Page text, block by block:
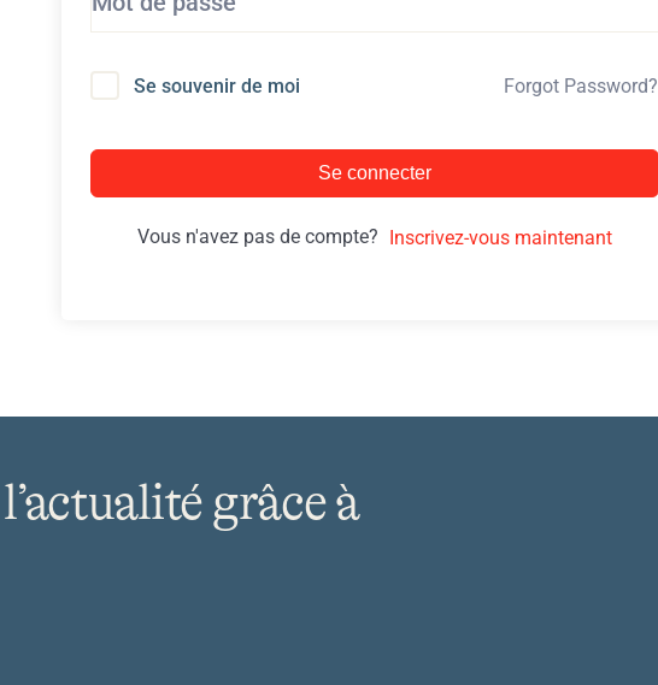
Se souvenir de moi Forgot Password?
Se connecter
Vous n'avez pas de compte? Inscrivez-vous maintenant
grâce à